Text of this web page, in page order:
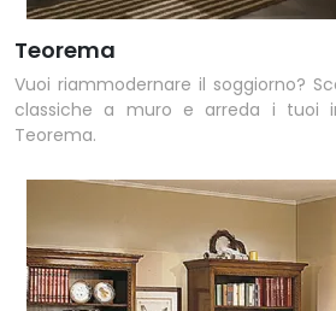
Teorema
Vuoi riammodernare il soggiorno?
classiche a muro e arreda i tuoi
Teorema.